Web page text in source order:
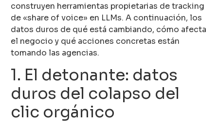
construyen herramientas propietarias de tracking
de «share of voice» en LLMs. A continuación, los
datos duros de qué está cambiando, cómo afecta
el negocio y qué acciones concretas están
tomando las agencias.
1. El detonante: datos
duros del colapso del
clic orgánico